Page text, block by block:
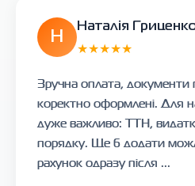
Н
Наталія
★★★★★
Зручна оплата, документи
коректно оформлені. Для
дуже важливо: ТТН,
порядку. Ще б додати
рахунок одразу після ...